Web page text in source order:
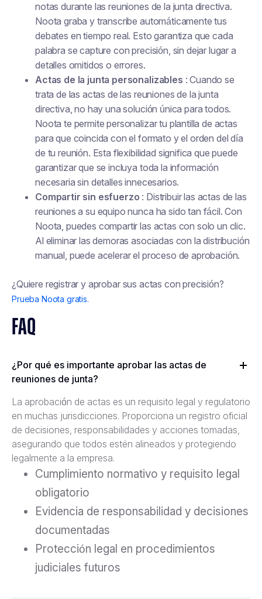
notas durante las reuniones de la junta directiva.
Noota graba y transcribe automáticamente tus
debates en tiempo real. Esto garantiza que cada
palabra se capture con precisión, sin dejar lugar a
detalles omitidos o errores.
Actas de la junta personalizables : Cuando se
trata de las actas de las reuniones de la junta
directiva, no hay una solución única para todos.
Noota te permite personalizar tu plantilla de actas
para que coincida con el formato y el orden del día
de tu reunión. Esta flexibilidad significa que puede
garantizar que se incluya toda la información
necesaria sin detalles innecesarios.
Compartir sin esfuerzo : Distribuir las actas de las
reuniones a su equipo nunca ha sido tan fácil. Con
Noota, puedes compartir las actas con solo un clic.
Al eliminar las demoras asociadas con la distribución
manual, puede acelerar el proceso de aprobación.
¿Quiere registrar y aprobar sus actas con precisión?
Prueba Noota gratis.
FAQ
¿Por qué es importante aprobar las actas de
reuniones de junta?
La aprobación de actas es un requisito legal y regulatorio
en muchas jurisdicciones. Proporciona un registro oficial
de decisiones, responsabilidades y acciones tomadas,
asegurando que todos estén alineados y protegiendo
legalmente a la empresa.
Cumplimiento normativo y requisito legal
obligatorio
Evidencia de responsabilidad y decisiones
documentadas
Protección legal en procedimientos
judiciales futuros